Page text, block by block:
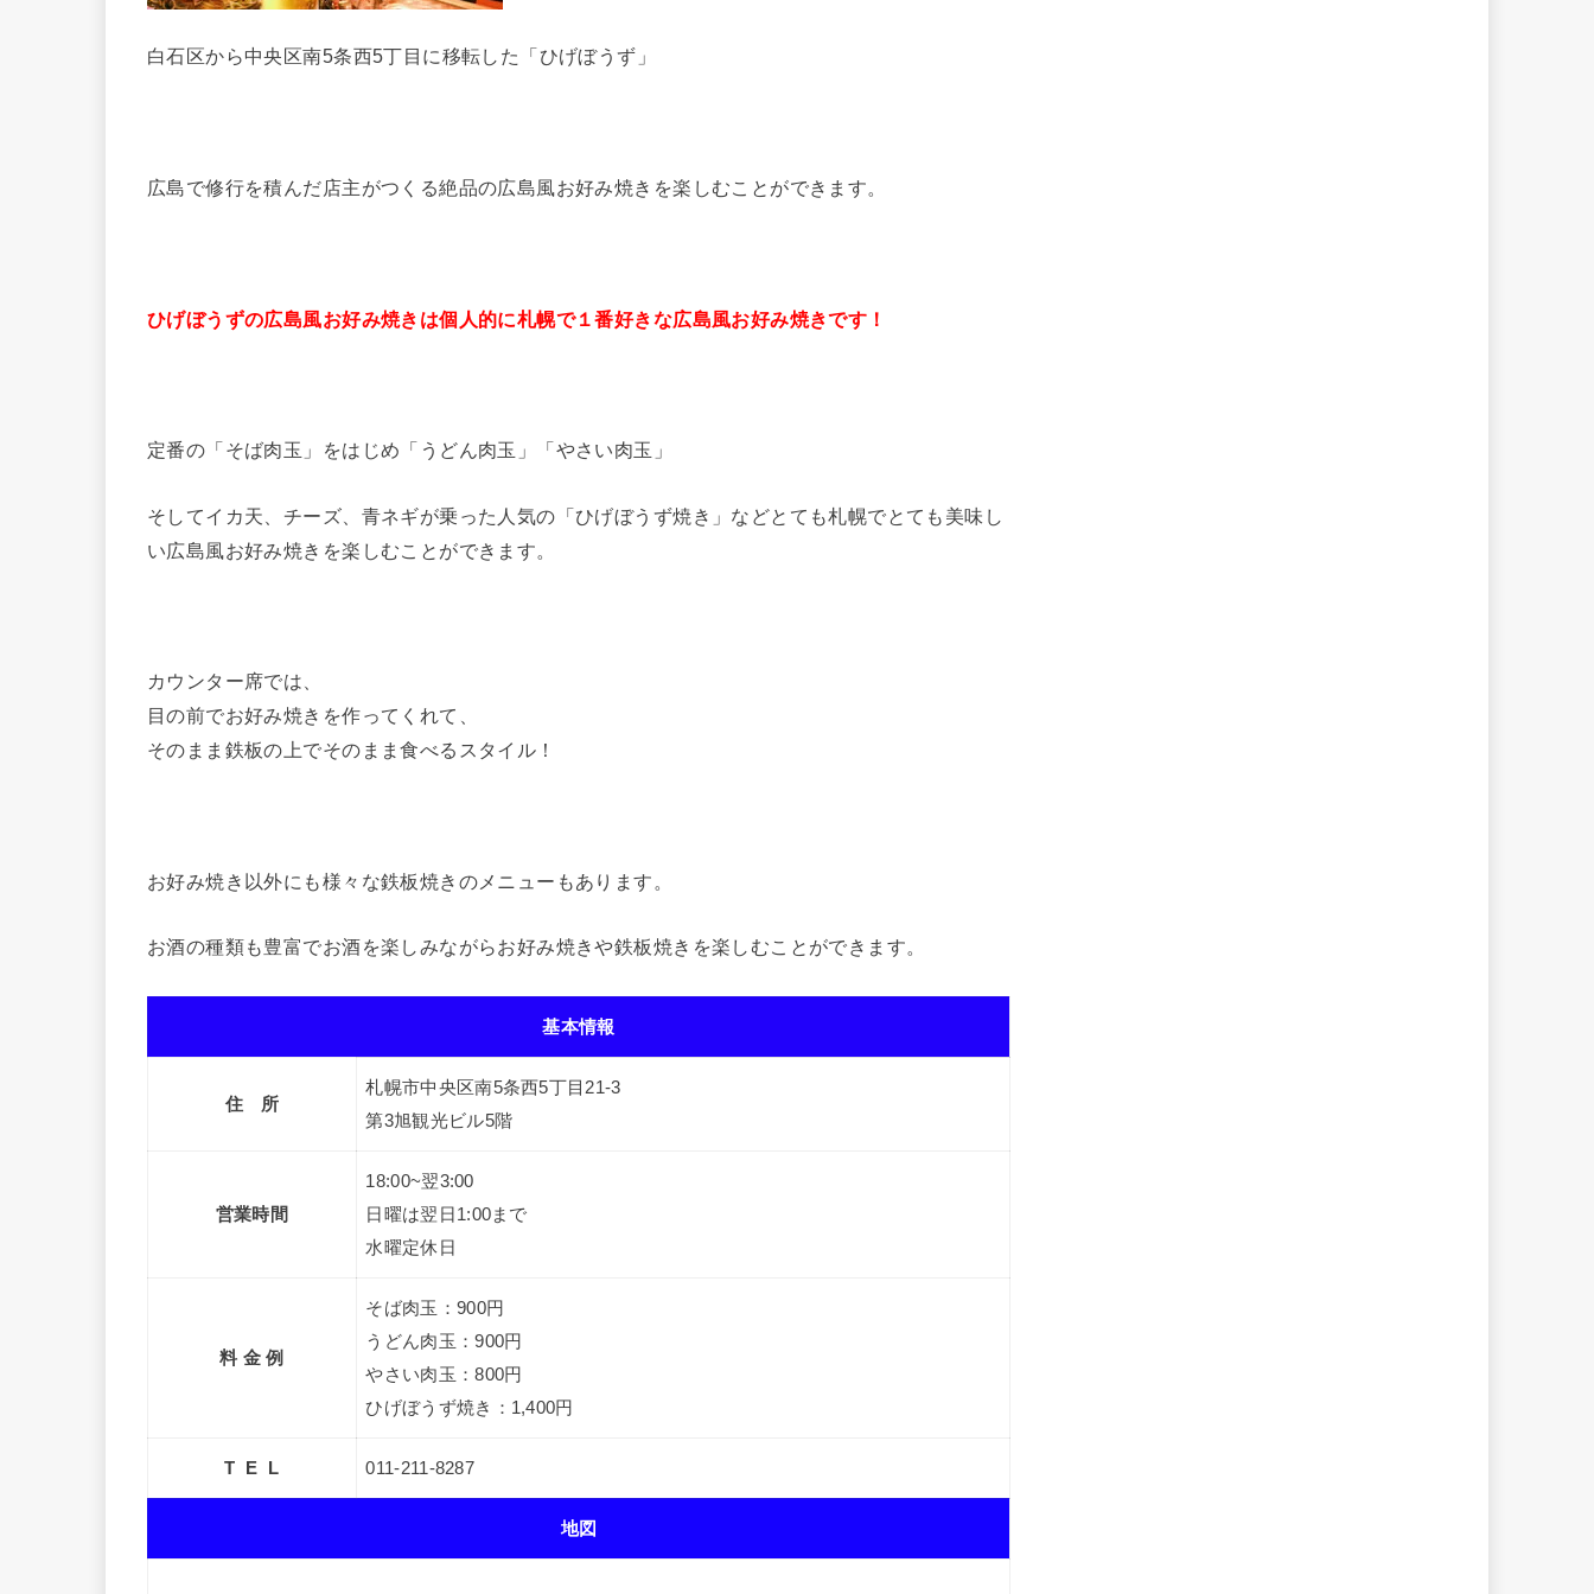
白石区から中央区南5条西5丁目に移転した「ひげぼうず」
広島で修行を積んだ店主がつくる絶品の広島風お好み焼きを楽しむことができます。
ひげぼうずの広島風お好み焼きは個人的に札幌で１番好きな広島風お好み焼きです！
定番の「そば肉玉」をはじめ「うどん肉玉」「やさい肉玉」
そしてイカ天、チーズ、青ネギが乗った人気の「ひげぼうず焼き」などとても札幌でとても美味し
い広島風お好み焼きを楽しむことができます。
カウンター席では、
目の前でお好み焼きを作ってくれて、
そのまま鉄板の上でそのまま食べるスタイル！
お好み焼き以外にも様々な鉄板焼きのメニューもあります。
お酒の種類も豊富でお酒を楽しみながらお好み焼きや鉄板焼きを楽しむことができます。
基本情報
住 所
札幌市中央区南5条西5丁目21-3
第3旭観光ビル5階
営業時間
18:00~翌3:00
日曜は翌日1:00まで
水曜定休日
料 金 例
そば肉玉：900円
うどん肉玉：900円
やさい肉玉：800円
ひげぼうず焼き：1,400円
T E L 011-211-8287
地図